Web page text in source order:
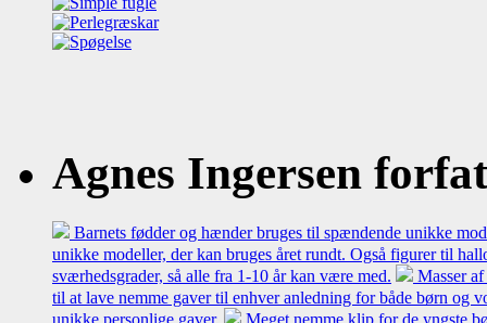
Agnes Ingersen
Barnets fødder og hænder bruges til spændende unikke
unikke modeller, der kan bruges året rundt. Også figurer til
sværhedsgrader, så alle fra 1-10 år kan være med.
Masser
til at lave nemme gaver til enhver anledning for både børn og